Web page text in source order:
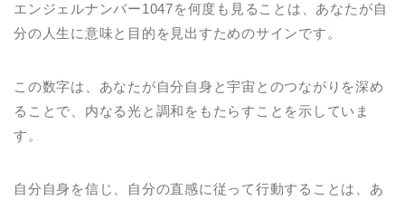
エンジェルナンバー1047を何度も見ることは、あなたが自
分の人生に意味と目的を見出すためのサインです。
この数字は、あなたが自分自身と宇宙とのつながりを深め
ることで、内なる光と調和をもたらすことを示していま
す。
自分自身を信じ、自分の直感に従って行動することは、あ